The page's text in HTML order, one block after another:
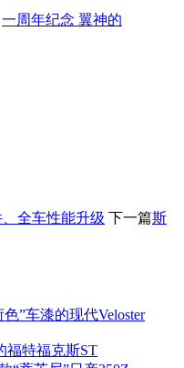
一周年纪念 翼神的
全车性能升级 下一篇斯
”车漆的现代Veloster
福特福克斯ST